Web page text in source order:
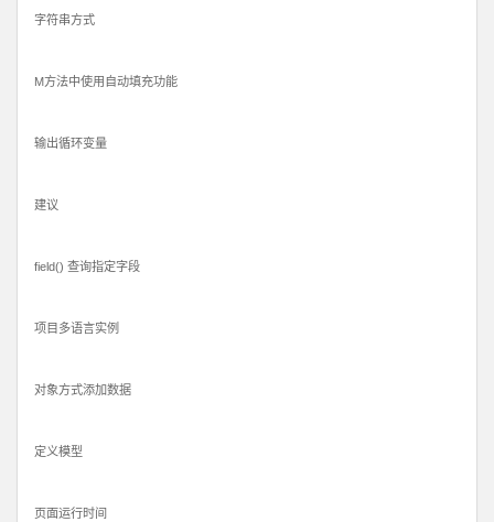
字符串方式
M方法中使用自动填充功能
输出循环变量
建议
field() 查询指定字段
项目多语言实例
对象方式添加数据
定义模型
页面运行时间